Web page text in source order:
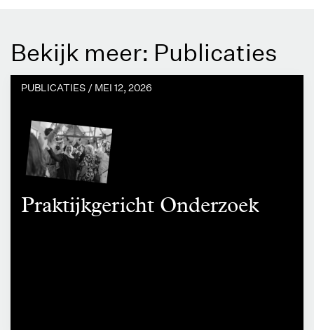
Bekijk meer: Publicaties
PUBLICATIES / MEI 12, 2026
Praktijkgericht Onderzoek